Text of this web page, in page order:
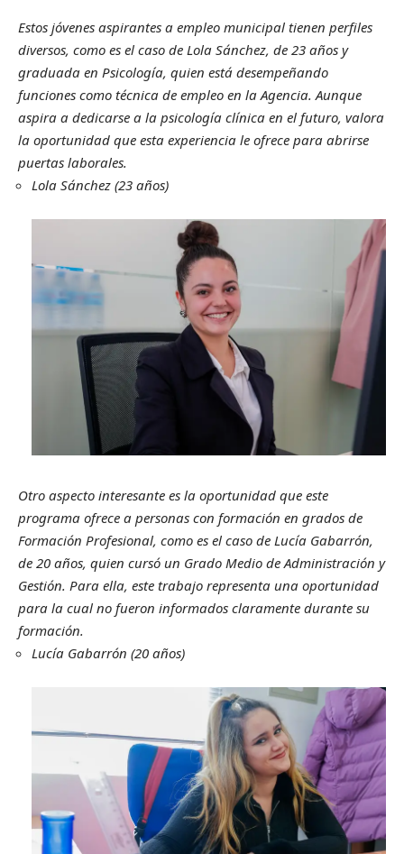
Estos jóvenes aspirantes a empleo municipal tienen perfiles
diversos, como es el caso de Lola Sánchez, de 23 años y
graduada en Psicología, quien está desempeñando
funciones como técnica de empleo en la Agencia. Aunque
aspira a dedicarse a la psicología clínica en el futuro, valora
la oportunidad que esta experiencia le ofrece para abrirse
puertas laborales.
Lola Sánchez (23 años)
Otro aspecto interesante es la oportunidad que este
programa ofrece a personas con formación en grados de
Formación Profesional, como es el caso de Lucía Gabarrón,
de 20 años, quien cursó un Grado Medio de Administración y
Gestión. Para ella, este trabajo representa una oportunidad
para la cual no fueron informados claramente durante su
formación.
Lucía Gabarrón (20 años)